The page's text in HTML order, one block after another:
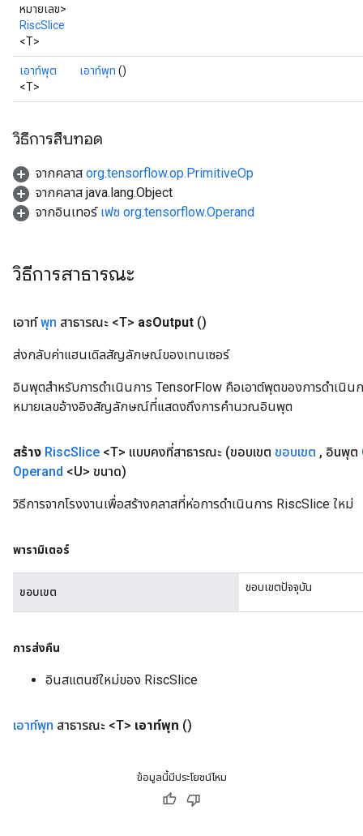
หมายเลข>
RiscSlice
<T>
เอาท์พุต
<T>
เอาท์พุท ()
วิธีการสืบทอด
จากคลาส org.tensorflow.op.PrimitiveOp
จากคลาส java.lang.Object
จากอินเทอร์ เฟซ org.tensorflow.Operand
วิธีการสาธารณะ
เอาท์พุท สาธารณะ <T> asOutput ()
ส่งกลับค่าแฮนเดิลสัญลักษณ์ของเทนเซอร์
อินพุตสำหรับการดำเนินการ TensorFlow คือเอาต์พุตของการดำเนิน
หมายเลขอ้างอิงสัญลักษณ์ที่แสดงถึงการคำนวณอินพุต
สร้าง RiscSlice <T> แบบคงที่สาธารณะ (ขอบเขต ขอบเขต , อินพุต
Operand <U> ขนาด)
วิธีการจากโรงงานเพื่อสร้างคลาสที่ห่อการดำเนินการ RiscSlice ใหม่
พารามิเตอร์
ขอบเขต ขอบเขตปัจจุบัน
การส่งคืน
อินสแตนซ์ใหม่ของ RiscSlice
เอาท์พุท สาธารณะ <T> เอาท์พุท ()
ข้อมูลนี้มีประโยชน์ไหม